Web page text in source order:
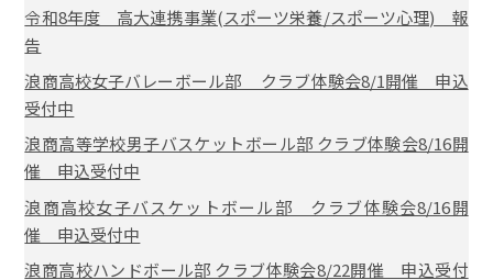
令和8年度 高大連携事業(スポーツ栄養/スポーツ心理) 報
告
浪商高校女子バレーボール部 クラブ体験会8/1開催 申込
受付中
浪商高等学校男子バスケットボール部 クラブ体験会8/16開
催 申込受付中
浪商高校女子バスケットボール部 クラブ体験会8/16開
催 申込受付中
浪商高校ハンドボール部 クラブ体験会8/22開催 申込受付